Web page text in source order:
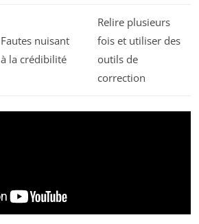
Fautes nuisant
à la crédibilité
Relire plusieurs
fois et utiliser des
outils de
correction